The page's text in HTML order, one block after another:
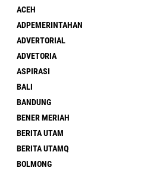
ACEH
ADPEMERINTAHAN
ADVERTORIAL
ADVETORIA
ASPIRASI
BALI
BANDUNG
BENER MERIAH
BERITA UTAM
BERITA UTAMQ
BOLMONG